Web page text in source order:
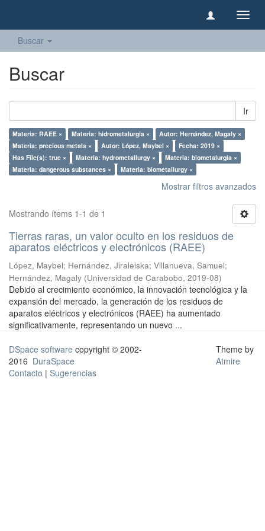
Buscar
Buscar
Ir
Materia: RAEE × Materia: hidrometalurgia ×
Autor: Hernández, Magaly ×
Materia: precious metals ×
Autor: López, Maybel ×
Fecha: 2019 ×
Has File(s): true ×
Materia: hydrometallurgy ×
Materia: biometalurgia ×
Materia: dangerous substances ×
Materia: biometallurgy ×
Mostrar filtros avanzados
Mostrando ítems 1-1 de 1
Tierras raras, un valor oculto en los residuos de
aparatos eléctricos y electrónicos (RAEE)
López, Maybel; Hernández, Jiraleiska; Villanueva, Samuel;
Hernández, Magaly (Universidad de Carabobo, 2019-08)
Debido al crecimiento económico, la innovación tecnológica y la
expansión del mercado, la generación de los residuos de
aparatos eléctricos y electrónicos (RAEE) ha aumentado
significativamente, representando un nuevo ...
DSpace software copyright © 2002-
2016 DuraSpace
Contacto | Sugerencias
Theme by
Atmire